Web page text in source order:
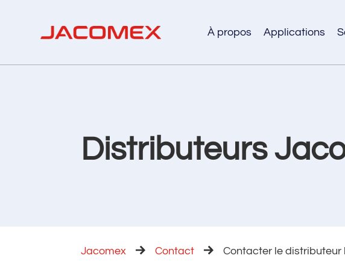
À propos Applications
Distributeurs
Jacomex Contact Contacter le distributeur